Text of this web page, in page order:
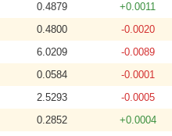
0.4879
+0.0011
0.4800
-0.0020
6.0209
-0.0089
0.0584
-0.0001
2.5293
-0.0005
0.2852
+0.0004